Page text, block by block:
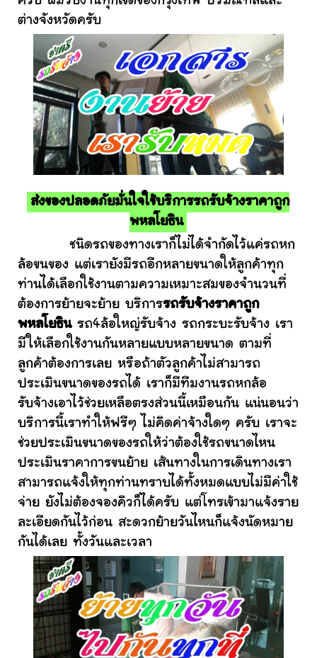
ต่างจังหวัดครับ
ส่งของปลอดภัยมั่นใจใช้บริการรถรับจ้างราคาถูก
พหลโยธิน
ชนิดรถของทางเราก็ไม่ได้จำกัดไว้แค่รถหก
ล้อขนของ แต่เรายังมีรถอีกหลายขนาดให้ลูกค้าทุก
ท่านได้เลือกใช้งานตามความเหมาะสมของจำนวนที่
ต้องการย้ายจะย้าย บริการรถรับจ้างราคาถูก
พหลโยธินรถ4ล้อใหญ่รับจ้าง รถกระบะรับจ้าง เรา
มีให้เลือกใช้งานกันหลายแบบหลายขนาด ตามที่
ลูกค้าต้องการเลย หรือถ้าตัวลูกค้าไม่สามารถ
ประเมินขนาดของรถได้ เราก็มีทีมงานรถหกล้อ
รับจ้างเอาไว้ช่วยเหลือตรงส่วนนี้เหมือนกัน แน่นอนว่า
บริการนี้เราทำให้ฟรีๆ ไม่คิดค่าจ้างใดๆ ครับ เราจะ
ช่วยประเมินขนาดของรถให้ว่าต้องใช้รถขนาดไหน
ประเมินราคาการขนย้าย เส้นทางในการเดินทางเรา
สามารถแจ้งให้ทุกท่านทราบได้ทั้งหมดแบบไม่มีค่าใช้
จ่าย ยังไม่ต้องจองคิวก็ได้ครับ แต่โทรเข้ามาแจ้งราย
ละเอียดกันไว้ก่อน สะดวกย้ายวันไหนก็แจ้งนัดหมาย
กันได้เลย ทั้งวันและเวลา